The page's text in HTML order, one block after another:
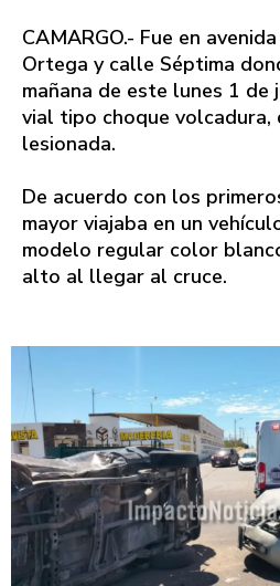
CAMARGO.- Fue en
Ortega y calle Séptima
mañana de este lunes 1 de
vial tipo choque volcadura,
lesionada.
De acuerdo con los
mayor viajaba en un
modelo regular color
alto al llegar al cruce.